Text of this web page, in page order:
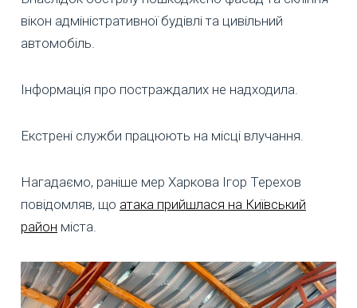
вікон адміністративної будівлі та цивільний
автомобіль.
Інформація про постраждалих не надходила.
Екстрені служби працюють на місці влучання.
Нагадаємо, раніше мер Харкова Ігор Терехов
повідомляв, що атака прийшлася на Київський
район міста.